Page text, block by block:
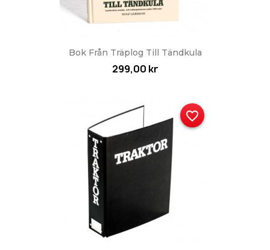
Bok Från Träplog Till Tändkula
299,00 kr
favorite_border